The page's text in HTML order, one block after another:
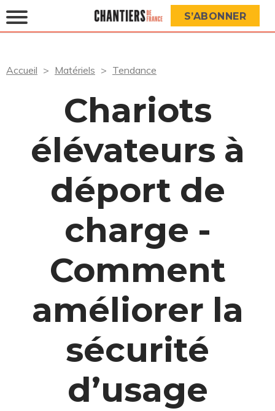
S’ABONNER
Accueil Matériels Tendance
Chariots
élévateurs à
déport de
charge -
Comment
améliorer la
sécurité
d’usage